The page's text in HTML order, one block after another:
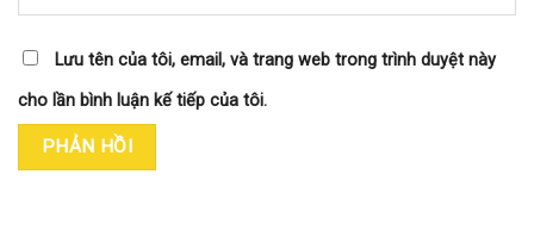
Lưu tên của tôi, email, và trang web trong trình duyệt này
cho lần bình luận kế tiếp của tôi.